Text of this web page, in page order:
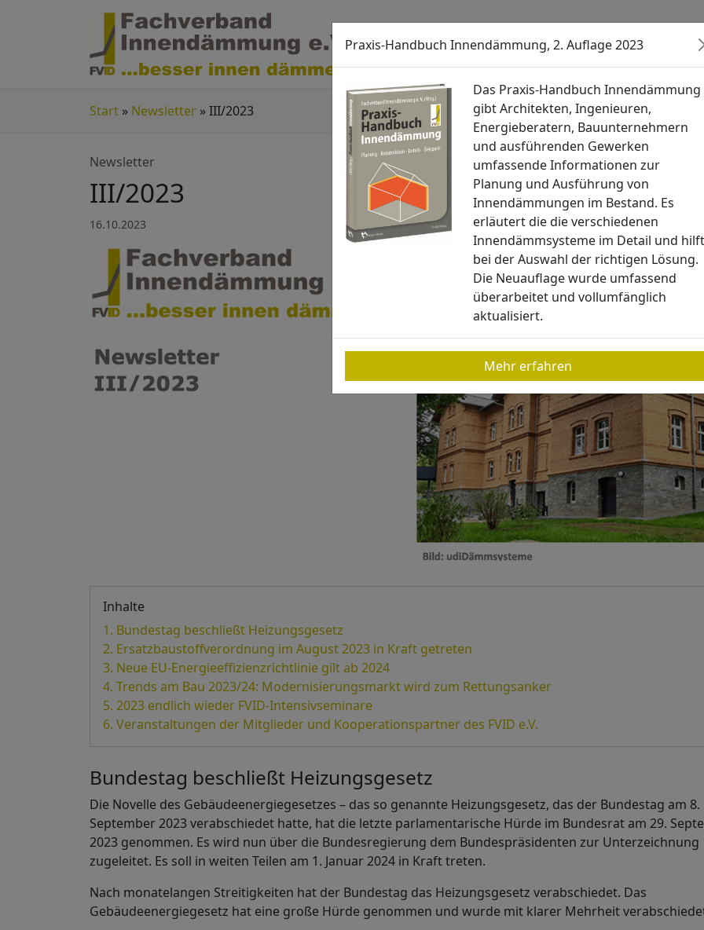
Veranstaltungen Aktuelles
Start » Newsletter »III/2023
Newsletter
III/2023
16.10.2023
Inhalte
Bundestag beschließt Heizungsgesetz
Ersatzbaustoffverordnung im August 2023 in Kraft getreten
Neue EU-Energieeffizienzrichtlinie gilt ab 2024
Trends am Bau 2023/24: Modernisierungsmarkt wird zum Rettungsanker
2023 endlich wieder FVID-Intensivseminare
Veranstaltungen der Mitglieder und Kooperationspartner des FVID e.V.
Bundestag beschließt Heizungsgesetz
Die Novelle des Gebäudeenergiegesetzes – das so genannte Heizungsgesetz, das der Bundestag am 8.
September 2023 verabschiedet hatte, hat die letzte parlamentarische Hürde im Bundesrat am 29.
2023 genommen. Es wird nun über die Bundesregierung dem Bundespräsidenten zur Unterzeichnung
zugeleitet. Es soll in weiten Teilen am 1. Januar 2024 in Kraft treten.
Nach monatelangen Streitigkeiten hat der Bundestag das Heizungsgesetz verabschiedet. Das
Gebäudeenergiegesetz hat eine große Hürde genommen und wurde mit klarer Mehrheit
Praxis-Handbuch Innendämmung, 2. Auflage 2023
Das Praxis-Handbuch Innendämmung
gibt Architekten, Ingenieuren,
Energieberatern, Bauunternehmern
und ausführenden Gewerken
umfassende Informationen zur
Planung und Ausführung von
Innendämmungen im Bestand. Es
erläutert die die verschiedenen
Innendämmsysteme im Detail und hilft
bei der Auswahl der richtigen Lösung.
Die Neuauflage wurde umfassend
überarbeitet und vollumfänglich
aktualisiert.
Mehr erfahren